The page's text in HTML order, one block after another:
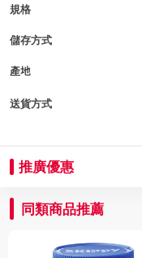
規格
儲存方式
產地
送貨方式
推廣優惠
同類商品推薦